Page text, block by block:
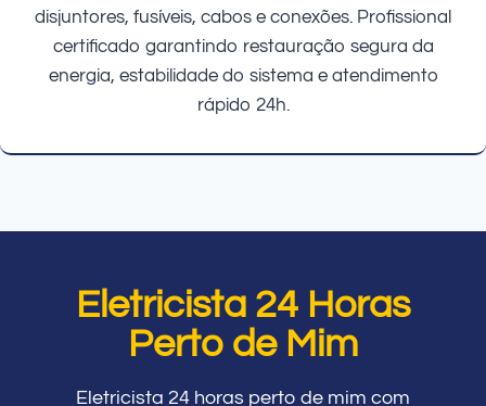
disjuntores, fusíveis, cabos e conexões. Profissional
certificado garantindo restauração segura da
energia, estabilidade do sistema e atendimento
rápido 24h.
Eletricista 24 Horas
Perto de Mim
Eletricista 24 horas perto de mim com